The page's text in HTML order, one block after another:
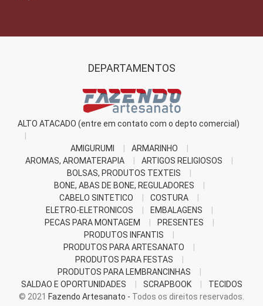
DEPARTAMENTOS
ALTO ATACADO (entre em contato com o depto comercial)
AMIGURUMI
ARMARINHO
AROMAS, AROMATERAPIA
ARTIGOS RELIGIOSOS
BOLSAS, PRODUTOS TEXTEIS
BONE, ABAS DE BONE, REGULADORES
CABELO SINTETICO
COSTURA
ELETRO-ELETRONICOS
EMBALAGENS
PECAS PARA MONTAGEM
PRESENTES
PRODUTOS INFANTIS
PRODUTOS PARA ARTESANATO
PRODUTOS PARA FESTAS
PRODUTOS PARA LEMBRANCINHAS
SALDAO E OPORTUNIDADES
SCRAPBOOK
TECIDOS
© 2021 Fazendo Artesanato - Todos os direitos reservados.